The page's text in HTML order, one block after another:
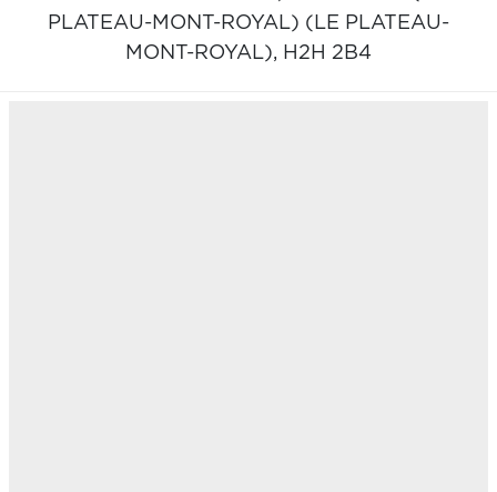
PLATEAU-MONT-ROYAL) (LE PLATEAU-
MONT-ROYAL), H2H 2B4